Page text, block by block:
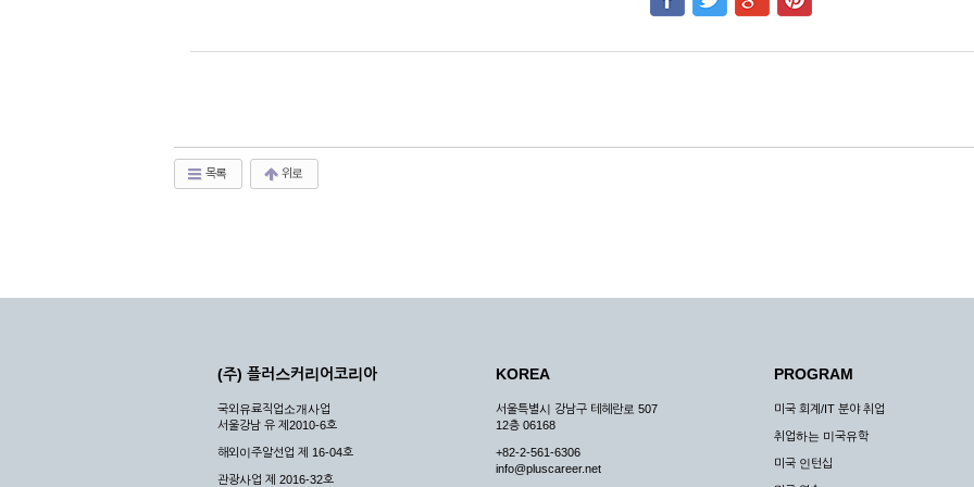
목록 위로
(주) 플러스커리어코리아
국외유료직업소개사업
서울강남 유 제2010-6호
해외이주알선업 제 16-04호
관광사업 제 2016-32호
KOREA
서울특별시 강남구 테헤란로 507
12층 06168
+82-2-561-6306
info@pluscareer.net
PROGRAM
미국 회계/IT 분야 취업
취업하는 미국유학
미국 인턴십